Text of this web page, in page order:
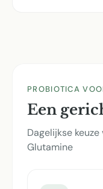
PROBIOTICA
Een
Dagelijkse
Glutamine